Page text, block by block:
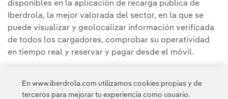
disponibles en la aplicación de recarga pública de
Iberdrola, la mejor valorada del sector, en la que se
puede visualizar y geolocalizar información verificada
de todos los cargadores, comprobar su operatividad
en tiempo real y reservar y pagar desde el móvil.
Comunicación de Iberdrola España
En www.iberdrola.com utilizamos cookies propias y de
terceros para mejorar tu experiencia como usuario.